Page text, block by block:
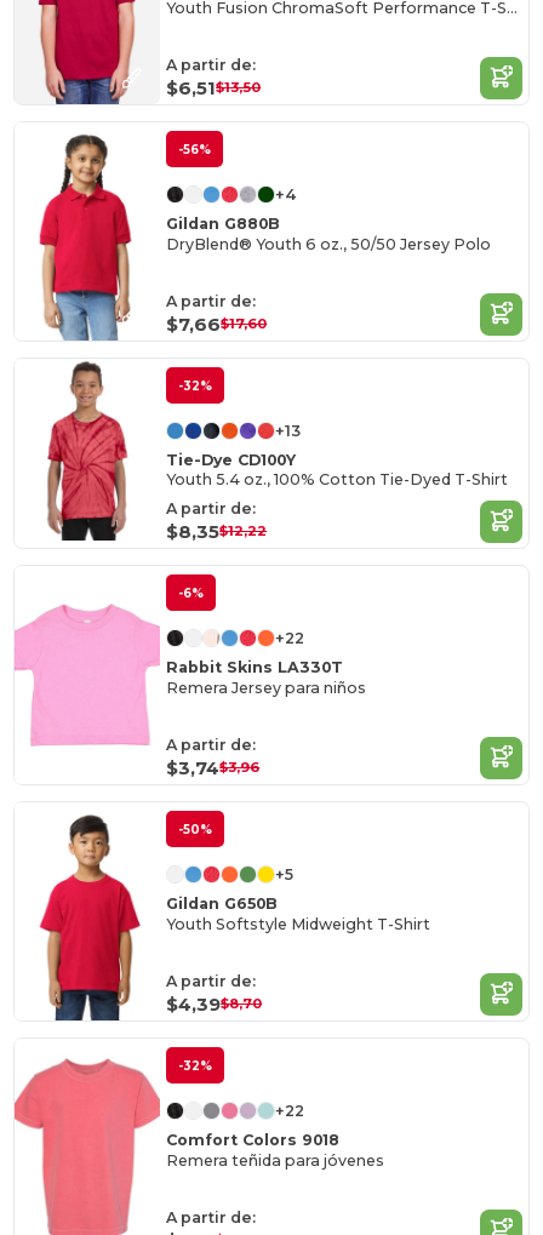
Youth Fusion ChromaSoft Performance T-Shirt
A partir de:
$6,51$13,50
-56%
+4
Gildan G880B
DryBlend® Youth 6 oz., 50/50 Jersey Polo
A partir de:
$7,66$17,60
-32%
+13
Tie-Dye CD100Y
Youth 5.4 oz., 100% Cotton Tie-Dyed T-Shirt
A partir de:
$8,35$12,22
-6%
+22
Rabbit Skins LA330T
Remera Jersey para niños
A partir de:
$3,74$3,96
-50%
+5
Gildan G650B
Youth Softstyle Midweight T-Shirt
A partir de:
$4,39$8,70
-32%
+22
Comfort Colors 9018
Remera teñida para jóvenes
A partir de: